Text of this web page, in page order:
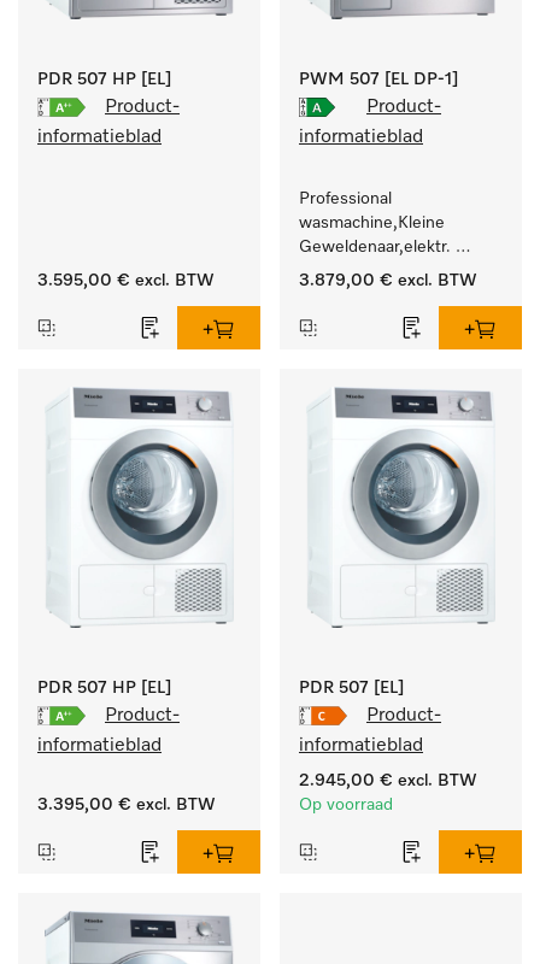
PDR 507 HP [EL]
Product-
informatieblad
3.595,00 € excl. BTW
PWM 507 [EL DP-1]
Product-
informatieblad
Professional
wasmachine,Kleine
Geweldenaar,elektr.
verwarmd, met
doelgroepspecifieke
3.879,00 € excl. BTW
PDR 507 HP [EL]
Product-
informatieblad
3.395,00 € excl. BTW
PDR 507 [EL]
Product-
informatieblad
2.945,00 € excl. BTW
Op voorraad